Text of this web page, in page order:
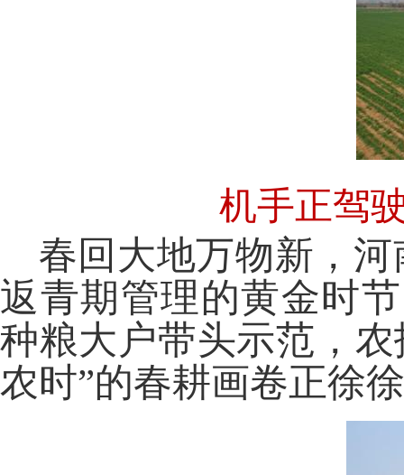
机手正驾
春回大地万物新，
返青期管理的黄金时
种粮大户带头示范，
农时”的春耕画卷正徐